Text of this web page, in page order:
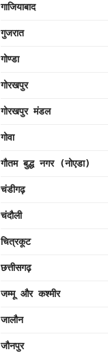
गाजियाबाद
गुजरात
गोण्डा
गोरखपुर
गोरखपुर मंडल
गोवा
गौतम बुद्ध नगर (नोएडा)
चंडीगढ़
चंदौली
चित्रकूट
छत्तीसगढ़
जम्मू और कश्मीर
जालौन
जौनपुर